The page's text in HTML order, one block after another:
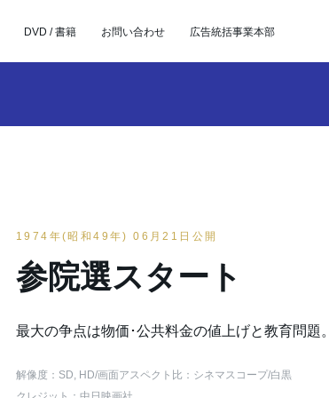
DVD / 書籍 お問い合わせ 広告統括事業本部
1974年(昭和49年) 06月21日公開
参院選スタート
最大の争点は物価･公共料金の値上げと教育問題。
解像度：SD, HD/画面アスペクト比：シネマスコープ/白黒